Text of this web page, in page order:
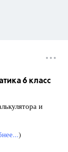
6 класс
и
)